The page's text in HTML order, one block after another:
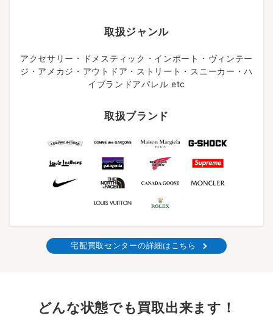
取扱ジャンル
アクセサリー・ドメスティック・インポート・ヴィンテー
ジ・アメカジ・アウトドア・ストリート・スニーカー・ハ
イブランドアパレル etc
取扱ブランド
宅配買取センターの詳細はこちら
どんな状態でも買取出来ます！